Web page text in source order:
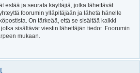
estää ja seurata käyttäjiä, jotka lähettävät
foorumin ylläpitäjään ja lähetä hänelle
On tärkeää, että se sisältää kaikki
sisältävät viestin lähettäjän tiedot. Foorumin
mukaan.